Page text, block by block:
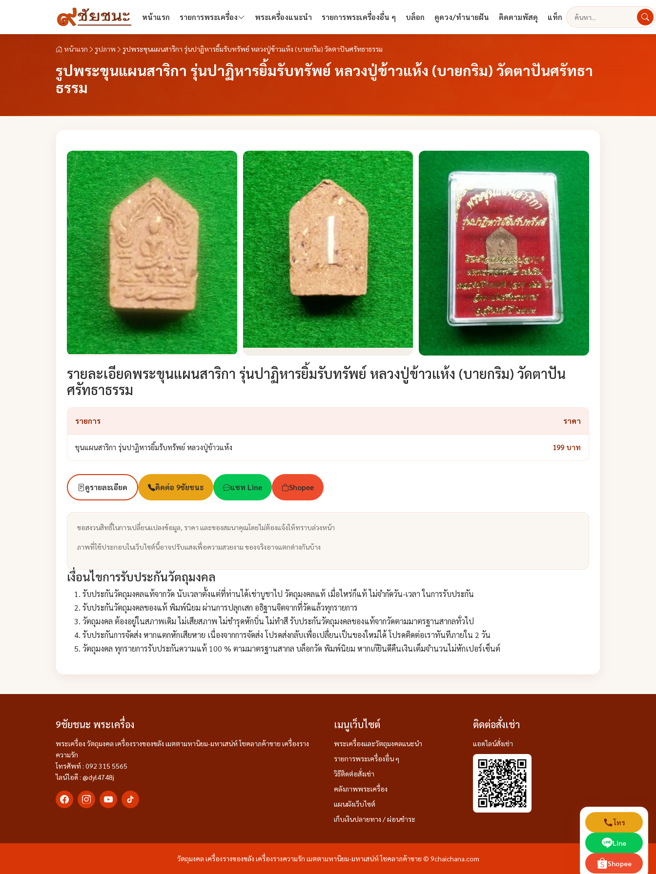
หน้าแรก รายการพระเครื่อง พระเครื่องแนะนำ รายการพระเครื่องอื่น ๆ บล็อก ดูดวง/ทำนายฝัน ติดตามพัสดุ แท็ก
ค้นหา
หน้าแรก รูปภาพ รูปพระขุนแผนสาริกา รุ่นปาฏิหารยิ้มรับทรัพย์ หลวงปู่ข้าวแห้ง (บายกริม) วัดตาปันศรัทธาธรรม
รูปพระขุนแผนสาริกา รุ่นปาฏิหารยิ้มรับทรัพย์ หลวงปู่ข้าวแห้ง (บายกริม) วัดตาปันศรัทธา
ธรรม
รายละเอียดพระขุนแผนสาริกา รุ่นปาฏิหารยิ้มรับทรัพย์ หลวงปู่ข้าวแห้ง (บายกริม) วัดตาปัน
ศรัทธาธรรม
รายการ ราคา
ขุนแผนสาริกา รุ่นปาฏิหารยิ้มรับทรัพย์ หลวงปู่ข้าวแห้ง 199 บาท
ดูรายละเอียด ติดต่อ 9ชัยชนะ แชท Line Shopee
ขอสงวนสิทธิ์ในการเปลี่ยนแปลงข้อมูล, ราคา และของสมนาคุณโดยไม่ต้องแจ้งให้ทราบล่วงหน้า
ภาพที่ใช้ประกอบในเว็บไซต์นี้อาจปรับแสงเพื่อความสวยงาม ของจริงอาจแตกต่างกันบ้าง
เงื่อนไขการรับประกันวัตถุมงคล
รับประกันวัตถุมงคลแท้จากวัด นับเวลาตั้งแต่ที่ท่านได้เช่าบูชาไป วัตถุมงคลแท้ เมื่อไหร่ก็แท้ ไม่จำกัดวัน-เวลา ในการรับประกัน
รับประกันวัตถุมงคลของแท้ พิมพ์นิยม ผ่านการปลุกเสก อธิฐานจิตจากที่วัดแล้วทุกรายการ
วัตถุมงคล ต้องอยู่ในสภาพเดิม ไม่เสียสภาพ ไม่ชำรุดหักบิ่น ไม่ทำสี รับประกันวัตถุมงคลของแท้จากวัดตามมาตรฐานสากลทั่วไป
รับประกันการจัดส่ง หากแตกหักเสียหาย เนื่องจากการจัดส่ง โปรดส่งกลับเพื่อเปลื่ยนเป็นของใหม่ได้ โปรดติดต่อเราทันทีภายใน 2 วัน
วัตถุมงคล ทุกรายการรับประกันความแท้ 100 % ตามมาตรฐานสากล บล็อกวัด พิมพ์นิยม หากเก๊ยินดีคืนเงินเต็มจำนวนไม่หักเปอร์เซ็นต์
9ชัยชนะ พระเครื่อง
พระเครื่อง วัตถุมงคล เครื่องรางของขลัง เมตตามหานิยม-มหาเสน่ห์ โชคลาภค้าขาย เครื่องราง
ความรัก
โทรศัพท์ : 092 315 5565
ไลน์ไอดี : @dyl4748j
เมนูเว็บไซต์
พระเครื่องและวัตถุมงคลแนะนำ
รายการพระเครื่องอื่น ๆ
วิธีติดต่อสั่งเช่า
คลังภาพพระเครื่อง
แผนผังเว็บไซต์
เก็บเงินปลายทาง / ผ่อนชำระ
ติดต่อสั่งเช่า
แอดไลน์สั่งเช่า
วัตถุมงคล เครื่องรางของขลัง เครื่องรางความรัก เมตตามหานิยม-มหาเสน่ห์ โชคลาภค้าขาย © 9chaichana.com
โทร
Line
Shopee